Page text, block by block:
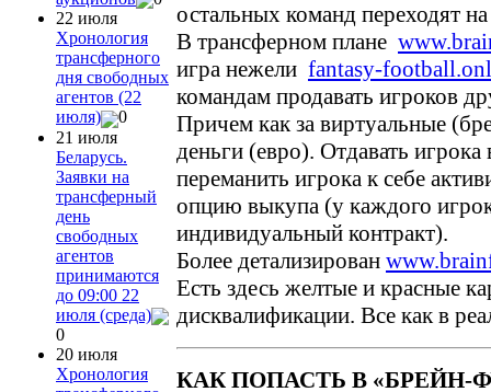
22 июля
Хронология
трансферного
дня свободных
агентов (22
июля)
0
21 июля
Беларусь.
Заявки на
трансферный
день
свободных
агентов
принимаются
до 09:00 22
июля (среда)
0
20 июля
Хронология
остальных команд переходят
В трансферном плане
игра нежели fantasy-
командам продавать игроков
Причем как за виртуальные
деньги (евро). Отдавать игрока
переманить игрока к себе
опцию выкупа (у каждого
индивидуальный контракт).
Более детализирован
Есть здесь желтые и красные
дисквалификации. Все как в
КАК ПОПАСТЬ В «БРЕЙН-